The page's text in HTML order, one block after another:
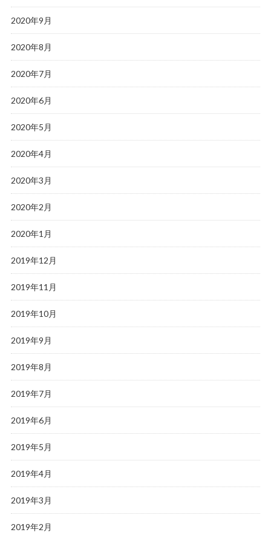
2020年9月
2020年8月
2020年7月
2020年6月
2020年5月
2020年4月
2020年3月
2020年2月
2020年1月
2019年12月
2019年11月
2019年10月
2019年9月
2019年8月
2019年7月
2019年6月
2019年5月
2019年4月
2019年3月
2019年2月